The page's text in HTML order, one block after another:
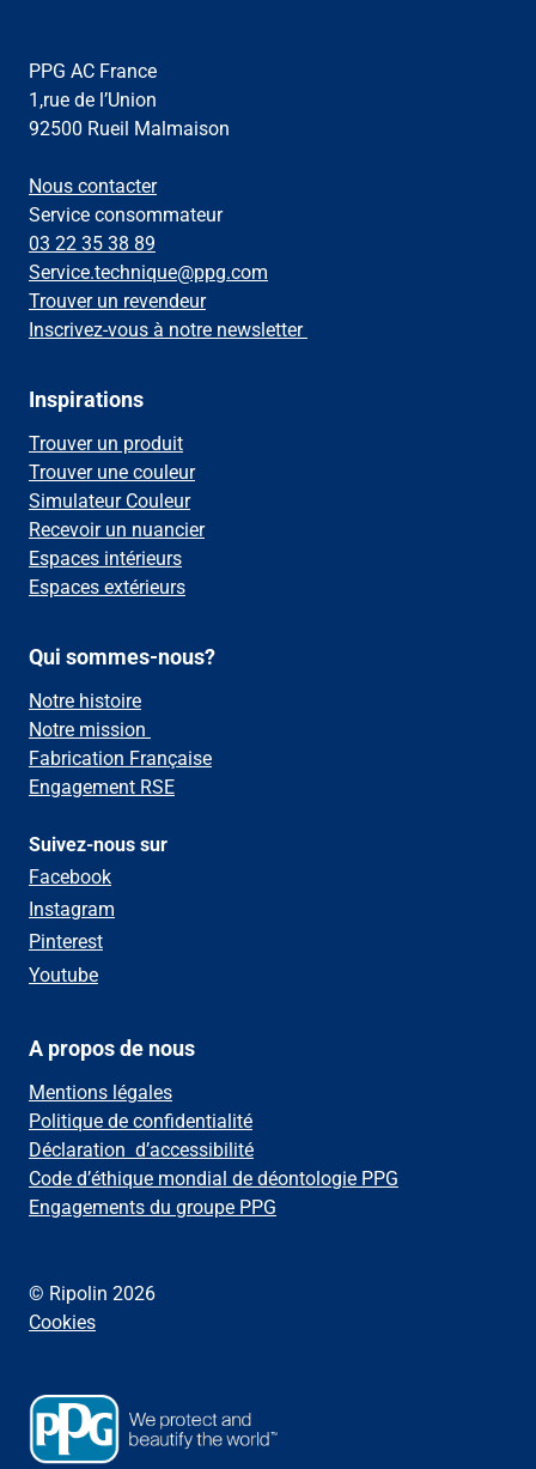
PPG AC France
1,rue de l’Union
92500 Rueil Malmaison
Nous contacter
Service consommateur
03 22 35 38 89
Service.technique@ppg.com
Trouver un revendeur
Inscrivez-vous à notre newsletter
Inspirations
Trouver un produit
Trouver une couleur
Simulateur Couleur
Recevoir un nuancier
Espaces intérieurs
Espaces extérieurs
Qui sommes-nous?
Notre histoire
Notre mission
Fabrication Française
Engagement RSE
Suivez-nous sur
Facebook
Instagram
Pinterest
Youtube
A propos de nous
Mentions légales
Politique de confidentialité
Déclaration d’accessibilité
Code d’éthique mondial de déontologie PPG
Engagements du groupe PPG
© Ripolin 2026
Cookies